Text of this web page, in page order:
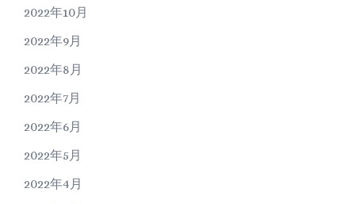
2022年10月
2022年9月
2022年8月
2022年7月
2022年6月
2022年5月
2022年4月